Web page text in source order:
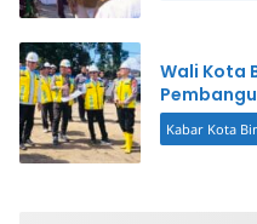
Wali Kota
Kabar Kota